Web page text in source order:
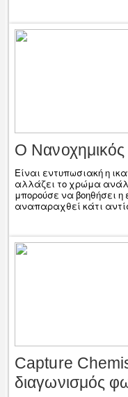
Ο Νανοχημικός
Είναι εντυπωσιακή η
αλλάζει το χρώμα
μπορούσε να βοηθήσει η
αναπαραχθεί κάτι
Capture
διαγωνισμός